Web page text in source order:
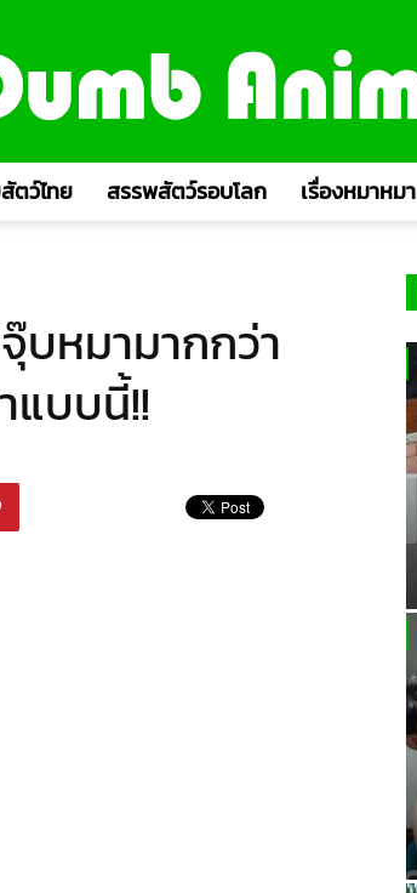
ตว์ไทย สรรพสัตว์รอบโลก เรื่องหมาหมา
บหมามากกว่า
แบบนี้!!